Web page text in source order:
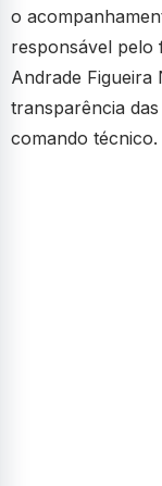
o
responsável pelo
Andrade Figueira
transparência
comando técnico.